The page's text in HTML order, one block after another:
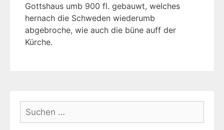
Gottshaus umb 900 fl. gebauwt, welches
hernach die Schweden wiederumb
abgebroche, wie auch die büne auff der
Kürche.
Suchen